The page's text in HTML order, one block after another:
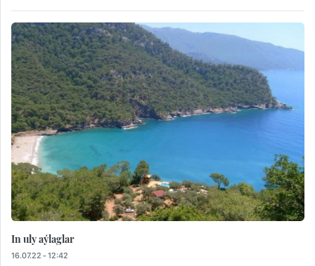
In uly aýlaglar
16.07.22 - 12:42